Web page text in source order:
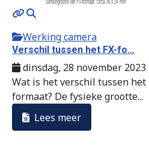
Werking camera
Verschil tussen het FX-fo...
dinsdag, 28 november 2023
Wat is het verschil tussen het
formaat? De fysieke grootte...
Lees meer